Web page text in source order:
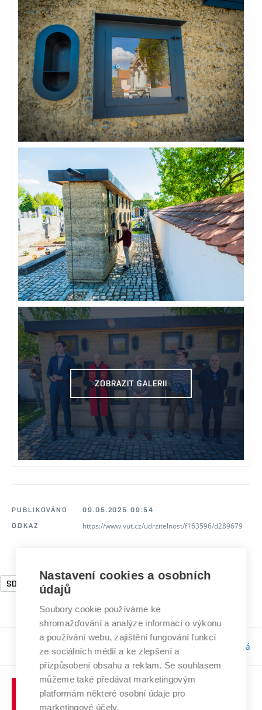
ZOBRAZIT GALERII
PUBLIKOVÁNO
09.05.2025 09:54
ODKAZ
https://www.vut.cz/udrzitelnost/f163596/d289679
SDG9 SDG11
Odpovědnost:Bc. Tereza Kučerová
Nastavení cookies a osobních
údajů
Soubory cookie používáme ke
shromažďování a analýze informací o výkonu
a používání webu, zajištění fungování funkcí
ze sociálních médií a ke zlepšení a
přizpůsobení obsahu a reklam. Se souhlasem
můžeme také předávat marketingovým
platformám některé osobní údaje pro
marketingové účely.